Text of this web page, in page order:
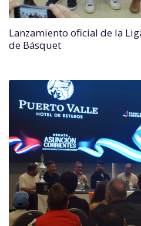
Lanzamiento oficial de la
de Básquet